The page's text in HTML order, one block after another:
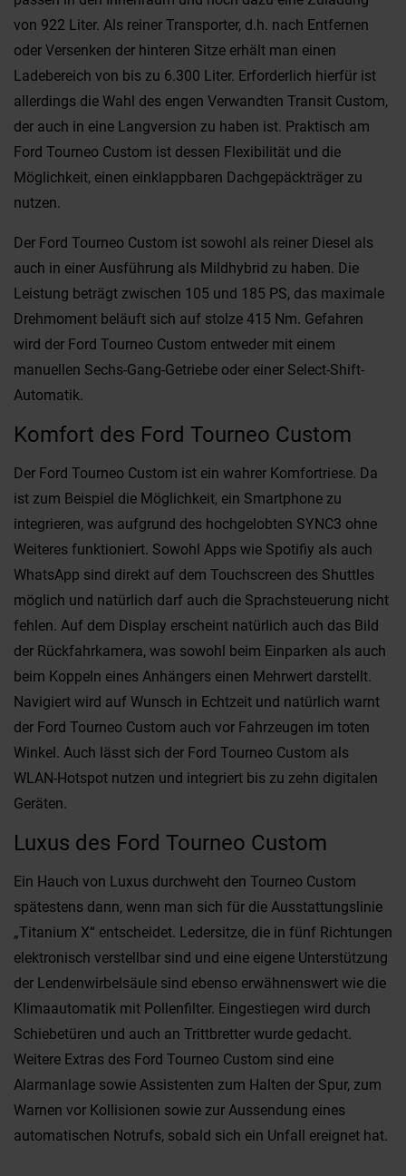
von 922 Liter. Als reiner Transporter, d.h. nach Entfernen
oder Versenken der hinteren Sitze erhält man einen
Ladebereich von bis zu 6.300 Liter. Erforderlich hierfür ist
allerdings die Wahl des engen Verwandten Transit Custom,
der auch in eine Langversion zu haben ist. Praktisch am
Ford Tourneo Custom ist dessen Flexibilität und die
Möglichkeit, einen einklappbaren Dachgepäckträger zu
nutzen.
Der Ford Tourneo Custom ist sowohl als reiner Diesel als
auch in einer Ausführung als Mildhybrid zu haben. Die
Leistung beträgt zwischen 105 und 185 PS, das maximale
Drehmoment beläuft sich auf stolze 415 Nm. Gefahren
wird der Ford Tourneo Custom entweder mit einem
manuellen Sechs-Gang-Getriebe oder einer Select-Shift-
Automatik.
Komfort des Ford Tourneo Custom
Der Ford Tourneo Custom ist ein wahrer Komfortriese. Da
ist zum Beispiel die Möglichkeit, ein Smartphone zu
integrieren, was aufgrund des hochgelobten SYNC3 ohne
Weiteres funktioniert. Sowohl Apps wie Spotifiy als auch
WhatsApp sind direkt auf dem Touchscreen des Shuttles
möglich und natürlich darf auch die Sprachsteuerung nicht
fehlen. Auf dem Display erscheint natürlich auch das Bild
der Rückfahrkamera, was sowohl beim Einparken als auch
beim Koppeln eines Anhängers einen Mehrwert darstellt.
Navigiert wird auf Wunsch in Echtzeit und natürlich warnt
der Ford Tourneo Custom auch vor Fahrzeugen im toten
Winkel. Auch lässt sich der Ford Tourneo Custom als
WLAN-Hotspot nutzen und integriert bis zu zehn digitalen
Geräten.
Luxus des Ford Tourneo Custom
Ein Hauch von Luxus durchweht den Tourneo Custom
spätestens dann, wenn man sich für die Ausstattungslinie
„Titanium X“ entscheidet. Ledersitze, die in fünf Richtungen
elektronisch verstellbar sind und eine eigene Unterstützung
der Lendenwirbelsäule sind ebenso erwähnenswert wie die
Klimaautomatik mit Pollenfilter. Eingestiegen wird durch
Schiebetüren und auch an Trittbretter wurde gedacht.
Weitere Extras des Ford Tourneo Custom sind eine
Alarmanlage sowie Assistenten zum Halten der Spur, zum
Warnen vor Kollisionen sowie zur Aussendung eines
automatischen Notrufs, sobald sich ein Unfall ereignet hat.